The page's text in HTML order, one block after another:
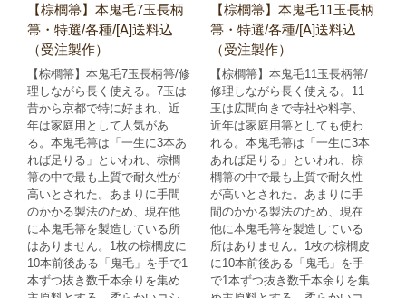
【棕櫚箒】本鬼毛7玉長柄
箒・特選/各種/[A]送料込
（受注製作）
【棕櫚箒】本鬼毛7玉長柄箒/修
理しながら長く使える。7玉は
昔から京都で特に好まれ、近
年は家庭用として人気があ
る。本鬼毛箒は「一生に3本あ
れば足りる」といわれ、棕櫚
箒の中で最も上質で耐久性が
高いとされた。あまりに手間
のかかる製法のため、現在他
に本鬼毛箒を製造している所
はありません。1枚の棕櫚皮に
10本前後ある「鬼毛」を手で1
本ずつ抜き数千本余りを集め
【棕櫚箒】本鬼毛11玉長柄
箒・特選/各種/[A]送料込
（受注製作）
【棕櫚箒】本鬼毛11玉長柄箒/
修理しながら長く使える。11
玉は広間向きで寺社や料亭、
近年は家庭用箒としても使わ
れる。本鬼毛箒は「一生に3本
あれば足りる」といわれ、棕
櫚箒の中で最も上質で耐久性
が高いとされた。あまりに手
間のかかる製法のため、現在
他に本鬼毛箒を製造している
所はありません。1枚の棕櫚皮
に10本前後ある「鬼毛」を手
で1本ずつ抜き数千本余りを集